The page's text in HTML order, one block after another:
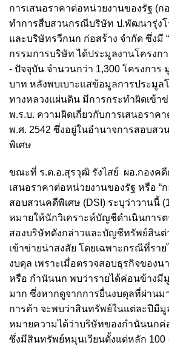
การเสนอราคาต่อหน่วยงานของรัฐ (ก
ทำการสืบสวนกรณีบริษัท ป.พัฒนารุ่งโ
และบริษัทรวีกนก ก่อสร้าง จำกัด ซึ่งมี
กรรมการบริษัท ได้ประมูลงานโครงก
- ปัจจุบัน จำนวนกว่า 1,300 โครงการ
บาท หลังพบเบาะแสข้อมูลการประมูล
ทางหลวงแผ่นดิน มีการกระทำผิดเข้า
พ.ร.บ. ความผิดเกี่ยวกับการเสนอราค
พ.ศ. 2542 ซึ่งอยู่ในอำนาจการสอบส
พิเศษ
ขณะที่ ร.ต.อ.สุรวุฒิ รังไสย์ ผอ.กองคดี
เสนอราคาต่อหน่วยงานของรัฐ หรือ “
สอบสวนคดีพิเศษ (DSI) ระบุว่าวานนี้
หมายให้นักวิเคราะห์บัญชีดำเนินการ
สองบริษัทดังกล่าวและบัญชีทรัพย์สินต่
เข้าข่ายน่าสงสัย โดยเฉพาะกรณีที่รา
งบดุล เพราะเมื่อตรวจสอบธุรกิจของ
หรือ กำนันนก พบว่ารายได้ค่อนข้างมี
มาก ซึ่งหากดูจากการยื่นงบดุลที่ผ่าน
การค้า จะพบว่าสินทรัพย์ในแต่ละปีมีมู
หมายความได้ว่าบริษัทของกำนันนก
ซึ่งมีสินทรัพย์หมุนเวียนตั้งแต่หลัก